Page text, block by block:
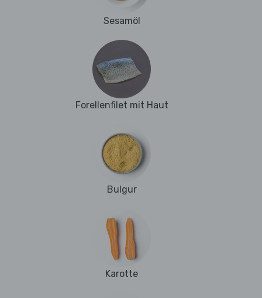
Sesamöl
Forellenfilet mit Haut
Bulgur
Karotte